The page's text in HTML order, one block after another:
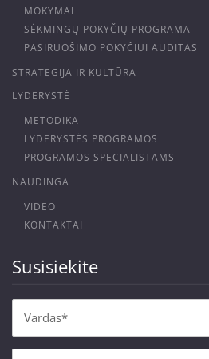
MOKYMAI
SĖKMINGŲ POKYČIŲ PROGRAMA
PASIRUOŠIMO POKYČIUI AUDITAS
STRATEGIJA IR KULTŪRA
LYDERYSTĖ
METODIKA
LYDERYSTĖS PROGRAMOS
PROGRAMOS SPECIALISTAMS
NAUDINGA
VIDEO
KONTAKTAI
Susisiekite